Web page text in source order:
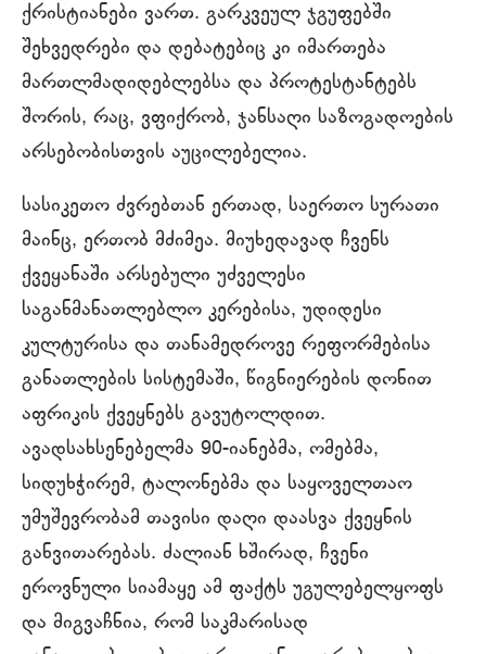
ქრისტიანები ვართ. გარკვეულ ჯგუფებში
შეხვედრები და დებატებიც კი იმართება
მართლმადიდებლებსა და პროტესტანტებს
შორის, რაც, ვფიქრობ, ჯანსაღი საზოგადოების
არსებობისთვის აუცილებელია.
სასიკეთო ძვრებთან ერთად, საერთო სურათი
მაინც, ერთობ მძიმეა. მიუხედავად ჩვენს
ქვეყანაში არსებული უძველესი
საგანმანათლებლო კერებისა, უდიდესი
კულტურისა და თანამედროვე რეფორმებისა
განათლების სისტემაში, წიგნიერების დონით
აფრიკის ქვეყნებს გავუტოლდით.
ავადსახსენებელმა 90-იანებმა, ომებმა,
სიდუხჭირემ, ტალონებმა და საყოველთაო
უმუშევრობამ თავისი დაღი დაასვა ქვეყნის
განვითარებას. ძალიან ხშირად, ჩვენი
ეროვნული სიამაყე ამ ფაქტს უგულებელყოფს
და მიგვაჩნია, რომ საკმარისად